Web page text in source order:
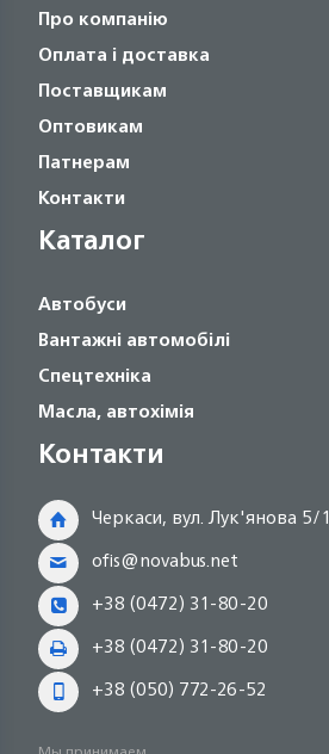
Про компанію
Оплата і доставка
Поставщикам
Оптовикам
Патнерам
Контакти
Каталог
Автобуси
Вантажні автомобілі
Спецтехніка
Масла, автохімія
Контакти
Черкаси, вул. Лук'янова 5/1
ofis@novabus.net
+38 (0472) 31-80-20
+38 (0472) 31-80-20
+38 (050) 772-26-52